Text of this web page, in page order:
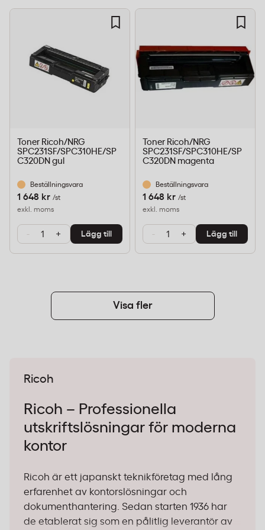
Toner Ricoh/NRG
SPC231SF/SPC310HE/SP
C320DN gul
Beställningsvara
1 648 kr /st
exkl. moms
- + Lägg till
Toner Ricoh/NRG
SPC231SF/SPC310HE/SP
C320DN magenta
Beställningsvara
1 648 kr /st
exkl. moms
- + Lägg till
Visa fler
Ricoh
Ricoh – Professionella
utskriftslösningar för moderna
kontor
Ricoh är ett japanskt teknikföretag med lång
erfarenhet av kontorslösningar och
dokumenthantering. Sedan starten 1936 har
de etablerat sig som en pålitlig leverantör av